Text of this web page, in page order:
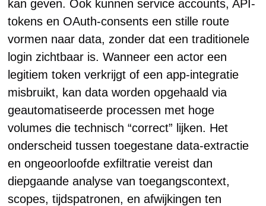
kan geven. Ook kunnen service accounts, API-
tokens en OAuth-consents een stille route
vormen naar data, zonder dat een traditionele
login zichtbaar is. Wanneer een actor een
legitiem token verkrijgt of een app-integratie
misbruikt, kan data worden opgehaald via
geautomatiseerde processen met hoge
volumes die technisch “correct” lijken. Het
onderscheid tussen toegestane data-extractie
en ongeoorloofde exfiltratie vereist dan
diepgaande analyse van toegangscontext,
scopes, tijdspatronen, en afwijkingen ten